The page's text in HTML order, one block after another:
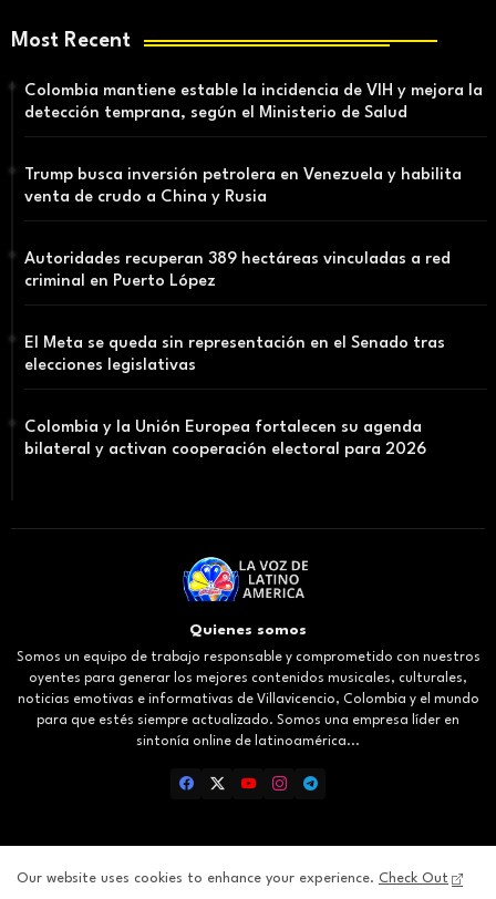
Most Recent
Colombia mantiene estable la incidencia de VIH y mejora la
detección temprana, según el Ministerio de Salud
Trump busca inversión petrolera en Venezuela y habilita
venta de crudo a China y Rusia
Autoridades recuperan 389 hectáreas vinculadas a red
criminal en Puerto López
El Meta se queda sin representación en el Senado tras
elecciones legislativas
Colombia y la Unión Europea fortalecen su agenda
bilateral y activan cooperación electoral para 2026
Quienes somos
Somos un equipo de trabajo responsable y comprometido con nuestros
oyentes para generar los mejores contenidos musicales, culturales,
noticias emotivas e informativas de Villavicencio, Colombia y el mundo
para que estés siempre actualizado. Somos una empresa líder en
sintonía online de latinoamérica...
Inicio About Contact us Privacy Policy
Our website uses cookies to enhance your experience. Check Out